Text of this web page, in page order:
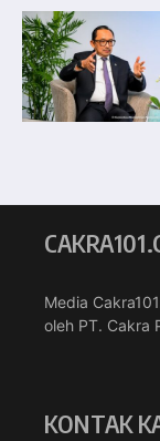
Media
oleh PT. Cakra
KONTAK